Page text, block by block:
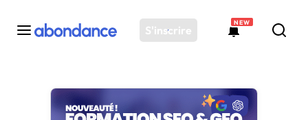
S'inscrire
NEW
Toutes les actus
Actus SEO